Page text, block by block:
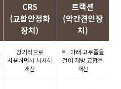
CRS
(교합안정화
장치)
트랙션
(악간견인장
치)
장기적으로
사용하면서 서서히
개선
위, 아래 고무줄을
걸어 개방 교합을
개선